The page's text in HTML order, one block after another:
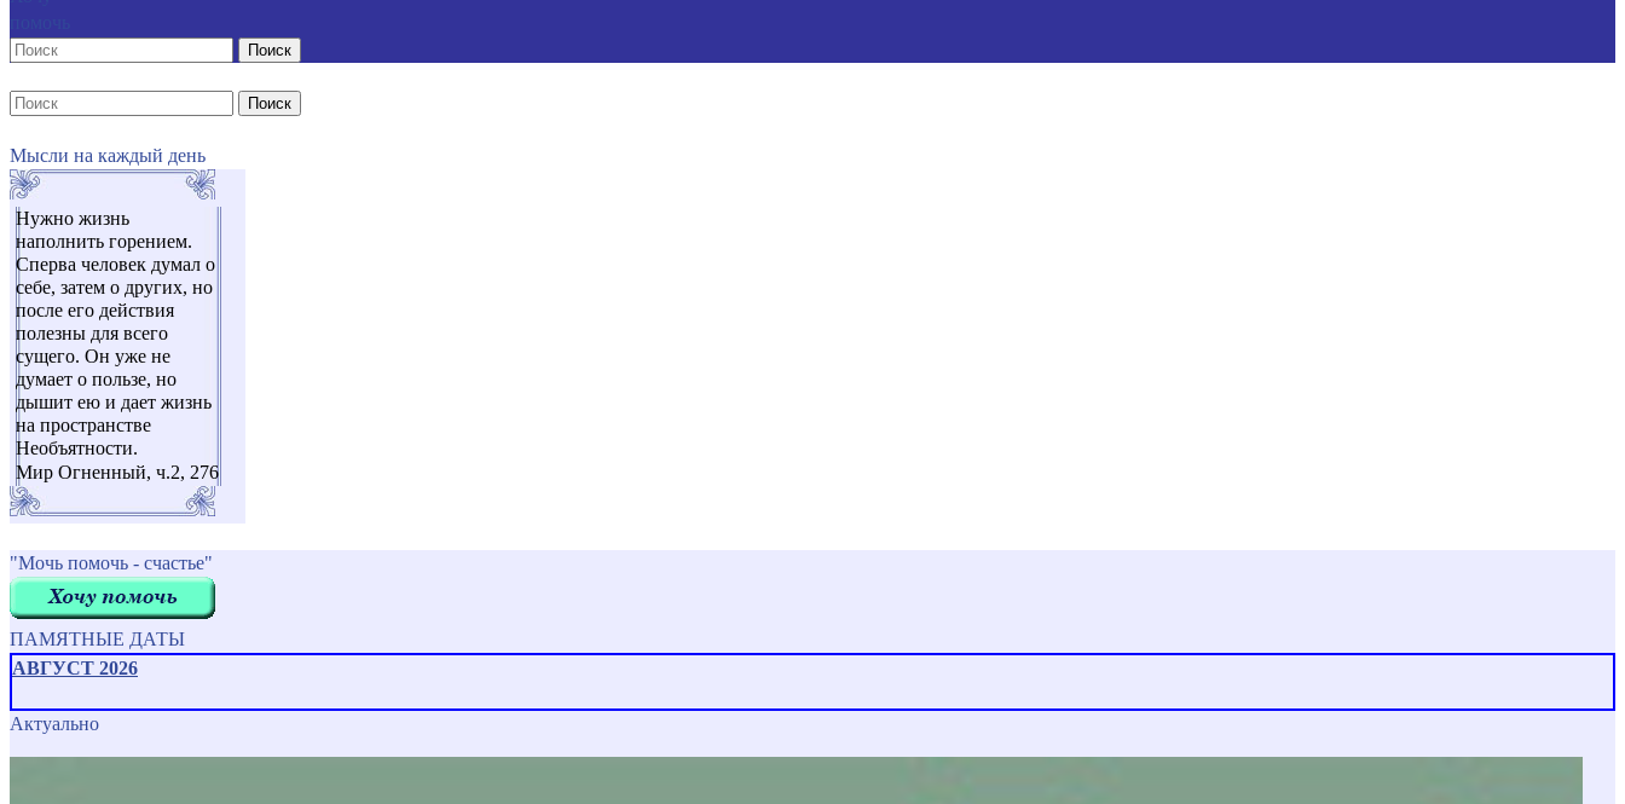
Поиск
Поиск
Мысли на каждый день
Нужно жизнь
наполнить горением.
Сперва человек думал о
себе, затем о других, но
после его действия
полезны для всего
сущего. Он уже не
думает о пользе, но
дышит ею и дает жизнь
на пространстве
Необъятности.
Мир Огненный, ч.2, 276
"Мочь помочь - счастье"
ПАМЯТНЫЕ ДАТЫ
АВГУСТ 2026
Актуально